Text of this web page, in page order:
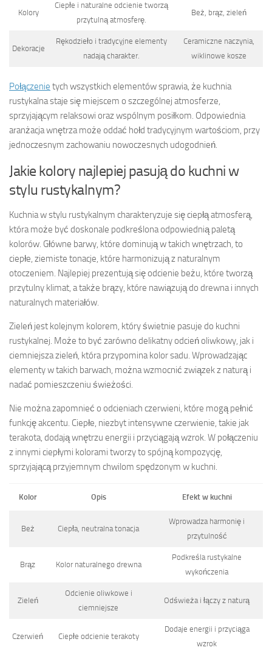
Kolory
Ciepłe i naturalne odcienie tworzą
przytulną atmosferę.
Beż, brąz, zieleń
Dekoracje
Rękodzieło i tradycyjne elementy
nadają charakter.
Ceramiczne naczynia,
wiklinowe kosze
Połączenie tych wszystkich elementów sprawia, że kuchnia
rustykalna staje się miejscem o szczególnej atmosferze,
sprzyjającym relaksowi oraz wspólnym posiłkom. Odpowiednia
aranżacja wnętrza może oddać hołd tradycyjnym wartościom, przy
jednoczesnym zachowaniu nowoczesnych udogodnień.
Jakie kolory najlepiej pasują do kuchni w
stylu rustykalnym?
Kuchnia w stylu rustykalnym charakteryzuje się ciepłą atmosferą,
która może być doskonale podkreślona odpowiednią paletą
kolorów. Główne barwy, które dominują w takich wnętrzach, to
ciepłe, ziemiste tonacje, które harmonizują z naturalnym
otoczeniem. Najlepiej prezentują się odcienie beżu, które tworzą
przytulny klimat, a także brązy, które nawiązują do drewna i innych
naturalnych materiałów.
Zieleń jest kolejnym kolorem, który świetnie pasuje do kuchni
rustykalnej. Może to być zarówno delikatny odcień oliwkowy, jak i
ciemniejsza zieleń, która przypomina kolor sadu. Wprowadzając
elementy w takich barwach, można wzmocnić związek z naturą i
nadać pomieszczeniu świeżości.
Nie można zapomnieć o odcieniach czerwieni, które mogą pełnić
funkcję akcentu. Ciepłe, niezbyt intensywne czerwienie, takie jak
terakota, dodają wnętrzu energii i przyciągają wzrok. W połączeniu
z innymi ciepłymi kolorami tworzy to spójną kompozycję,
sprzyjającą przyjemnym chwilom spędzonym w kuchni.
Kolor Opis Efekt w kuchni
Beż Ciepła, neutralna tonacja
Wprowadza harmonię i
przytulność
Brąz Kolor naturalnego drewna
Podkreśla rustykalne
wykończenia
Zieleń
Odcienie oliwkowe i
ciemniejsze
Odświeża i łączy z naturą
Czerwień Ciepłe odcienie terakoty
Dodaje energii i przyciąga
wzrok